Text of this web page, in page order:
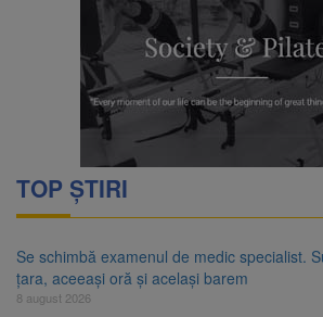
TOP ȘTIRI
Se schimbă examenul de medic specialist.
țara, aceeași oră și același barem
8 august 2026